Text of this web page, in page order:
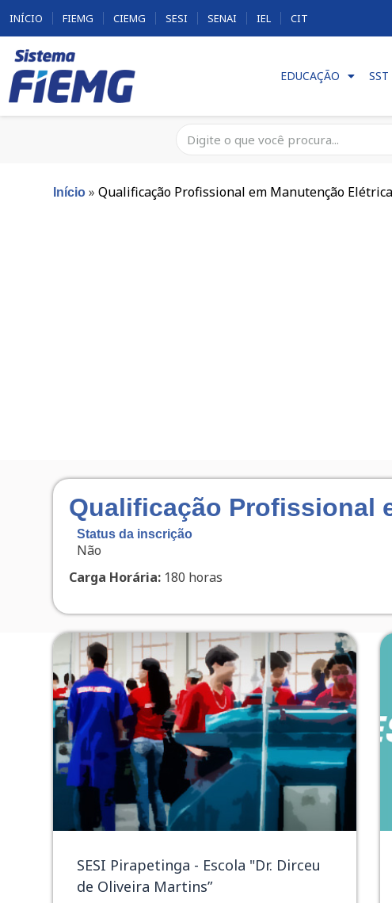
INÍCIO FIEMG CIEMG SESI SENAI IEL CIT
EDUCAÇÃO
Início »Qualificação Profissional em Manutenção Elétrica
Qualificação Profissional
Status da inscrição
Não
Carga Horária: 180 horas
SESI Pirapetinga - Escola "Dr. Dirceu
de Oliveira Martins”